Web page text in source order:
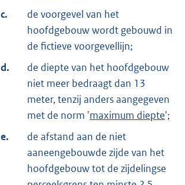
c.
de voorgevel van het
hoofdgebouw wordt gebouwd in
de fictieve voorgevellijn;
d.
de diepte van het hoofdgebouw
niet meer bedraagt dan 13
meter, tenzij anders aangegeven
met de norm 'maximum diepte';
e.
de afstand aan de niet
aaneengebouwde zijde van het
hoofdgebouw tot de zijdelingse